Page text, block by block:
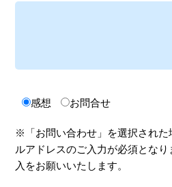
感想 お問合せ
※「お問い合わせ」を選択された
ルアドレスのご入力が必須とな
入をお願いいたします。